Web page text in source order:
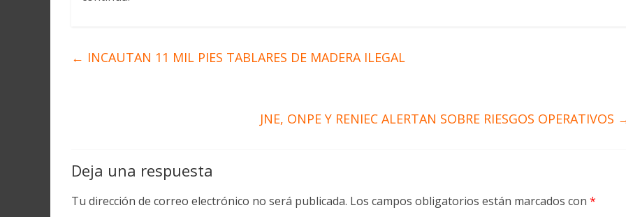
← INCAUTAN 11 MIL PIES TABLARES DE MADERA ILEGAL
JNE, ONPE Y RENIEC ALERTAN SOBRE RIESGOS OPERATIVOS
Deja una respuesta
Tu dirección de correo electrónico no será publicada. Los campos obligatorios están marcados con *